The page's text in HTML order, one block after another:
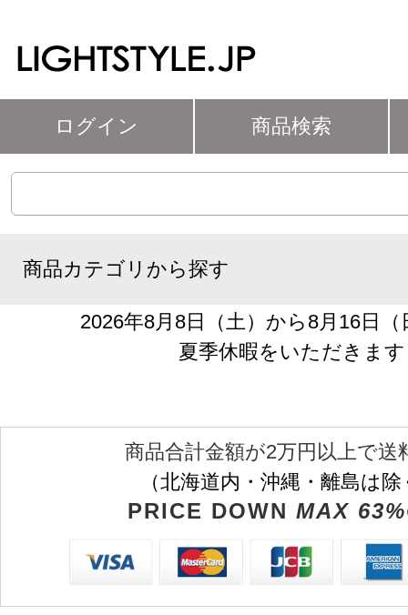
ログイン 商品検索
商品カテゴリから探す
2026年8月8日（土）から8月16日
夏季休暇をいただきます
商品合計金額が2万円以上で送
（北海道内・沖縄・離島は
PRICE DOWN MAX